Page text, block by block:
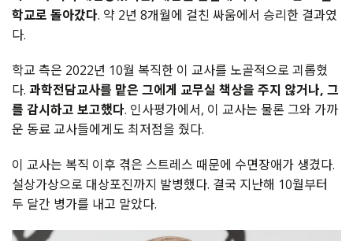
학교로 돌아갔다. 약 2년 8개월에 걸친 싸움에서 승리한 결과였
다.
학교 측은 2022년 10월 복직한 이 교사를 노골적으로 괴롭혔
다. 과학전담교사를 맡은 그에게 교무실 책상을 주지 않거나, 그
를 감시하고 보고했다. 인사평가에서, 이 교사는 물론 그와 가까
운 동료 교사들에게도 최저점을 줬다.
이 교사는 복직 이후 겪은 스트레스 때문에 수면장애가 생겼다.
설상가상으로 대상포진까지 발병했다. 결국 지난해 10월부터
두 달간 병가를 내고 말았다.